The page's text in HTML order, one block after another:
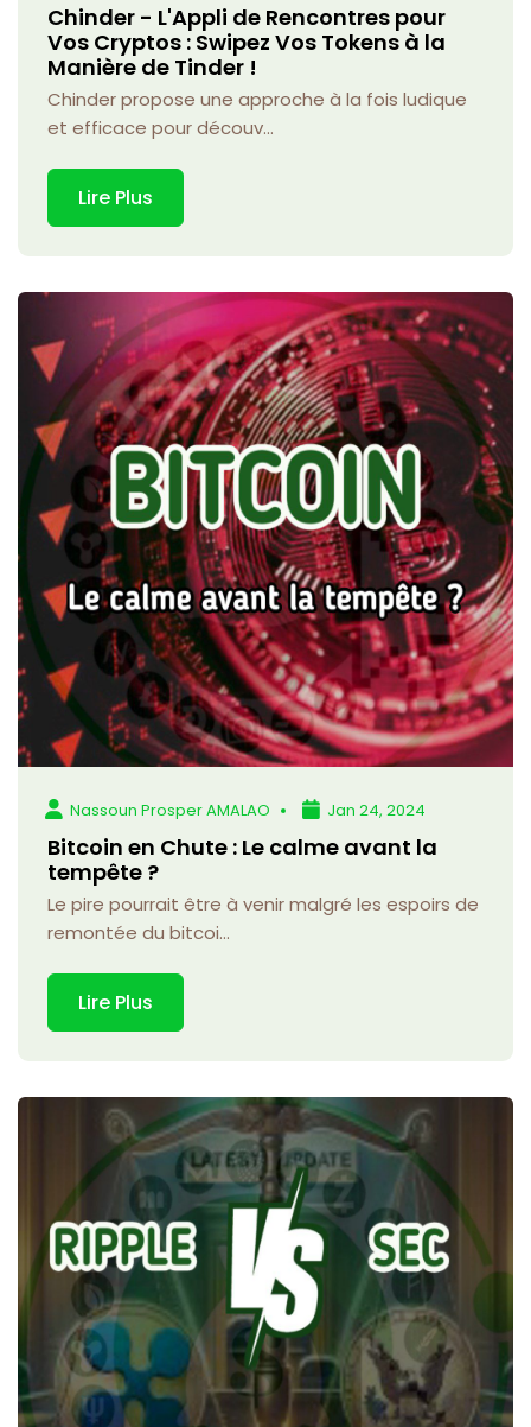
Chinder - L'Appli de Rencontres pour
Vos Cryptos : Swipez Vos Tokens à la
Manière de Tinder !
Chinder propose une approche à la fois ludique
et efficace pour découv...
Lire Plus
Nassoun Prosper AMALAO Jan 24, 2024
Bitcoin en Chute : Le calme avant la
tempête ?
Le pire pourrait être à venir malgré les espoirs de
remontée du bitcoi...
Lire Plus